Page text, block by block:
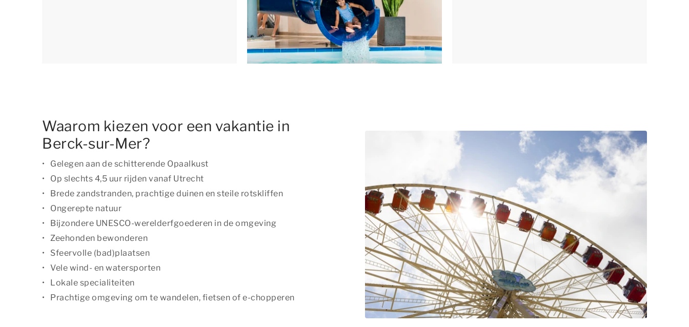
Waarom kiezen voor een vakantie in
Berck-sur-Mer?
Gelegen aan de schitterende Opaalkust
Op slechts 4,5 uur rijden vanaf Utrecht
Brede zandstranden, prachtige duinen en steile rotskliffen
Ongerepte natuur
Bijzondere UNESCO-werelderfgoederen in de omgeving
Zeehonden bewonderen
Sfeervolle (bad)plaatsen
Vele wind- en watersporten
Lokale specialiteiten
Prachtige omgeving om te wandelen, fietsen of e-chopperen